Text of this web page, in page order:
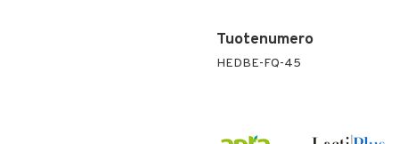
Tuotenumero
HEDBE-FQ-45